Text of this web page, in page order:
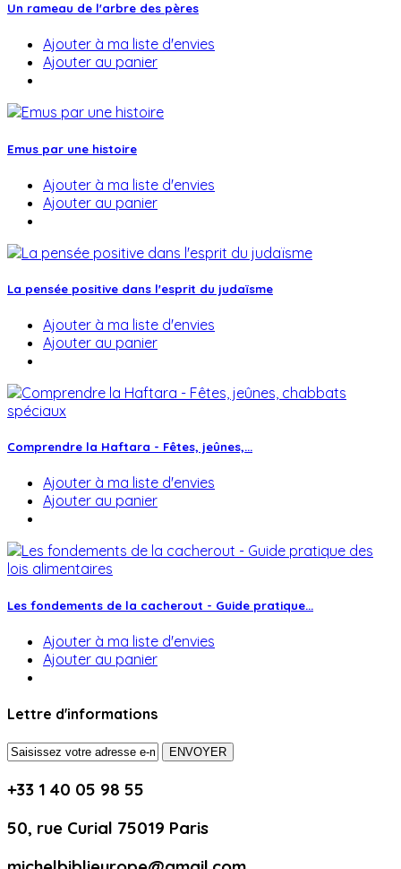
Un rameau de l'arbre des pères
Ajouter à ma liste d'envies
Ajouter au panier
Emus par une histoire
Ajouter à ma liste d'envies
Ajouter au panier
La pensée positive dans l'esprit du judaïsme
Ajouter à ma liste d'envies
Ajouter au panier
Comprendre la Haftara - Fêtes, jeûnes,...
Ajouter à ma liste d'envies
Ajouter au panier
Les fondements de la cacherout - Guide pratique...
Ajouter à ma liste d'envies
Ajouter au panier
Lettre d'informations
ENVOYER
+33 1 40 05 98 55
50, rue Curial 75019 Paris